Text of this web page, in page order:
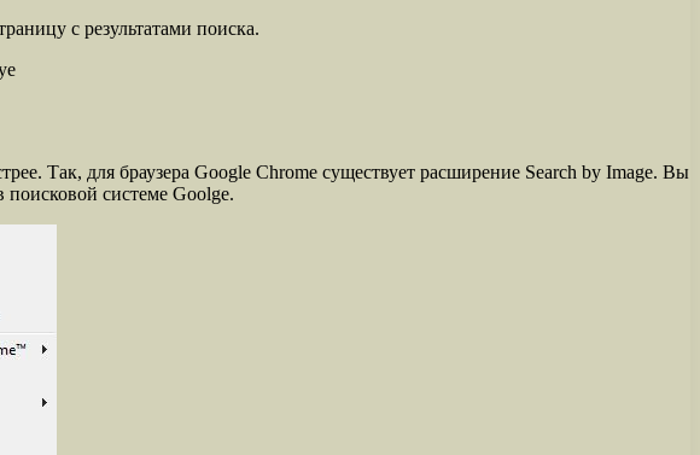
с результатами поиска.
Так, для браузера Google Chrome существует расширение Search by Image. Вы
поисковой системе Goolge.